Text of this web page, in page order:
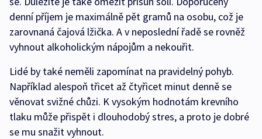
denní příjem je maximálně pět gramů na osobu, což je
zarovnaná čajová lžička. A v neposlední řadě se rovněž
vyhnout alkoholickým nápojům a nekouřit.
Lidé by také neměli zapomínat na pravidelný pohyb.
Například alespoň třicet až čtyřicet minut denně se
věnovat svižné chůzi. K vysokým hodnotám krevního
tlaku může přispět i dlouhodobý stres, a proto je dobré
se mu snažit vyhnout.